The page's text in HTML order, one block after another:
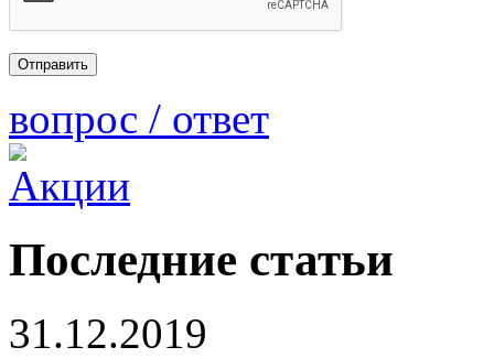
вопрос / ответ
Последние статьи
31.12.2019